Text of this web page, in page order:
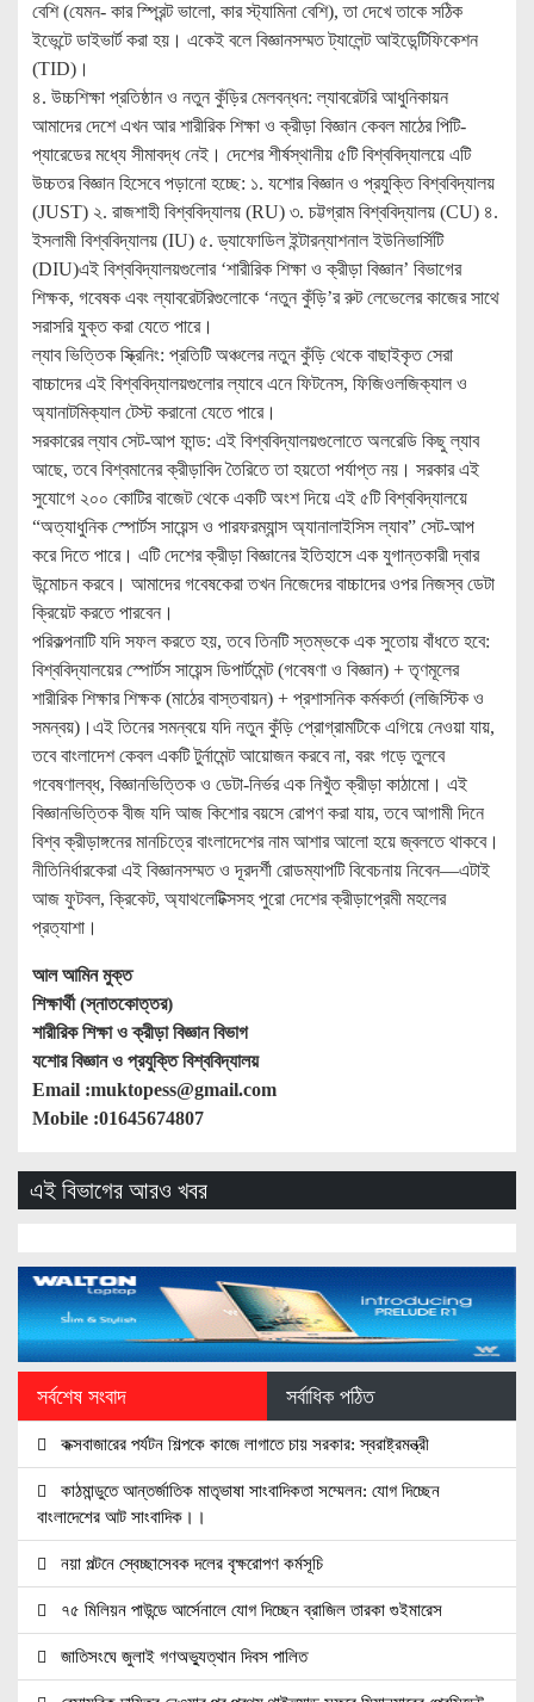
বেশি (যেমন- কার স্প্রিন্ট ভালো, কার স্ট্যামিনা বেশি), তা দেখে তাকে সঠিক
ইভেন্টে ডাইভার্ট করা হয়। একেই বলে বিজ্ঞানসম্মত ট্যালেন্ট আইডেন্টিফিকেশন
(TID)।
৪. উচ্চশিক্ষা প্রতিষ্ঠান ও নতুন কুঁড়ির মেলবন্ধন: ল্যাবরেটরি আধুনিকায়ন
আমাদের দেশে এখন আর শারীরিক শিক্ষা ও ক্রীড়া বিজ্ঞান কেবল মাঠের পিটি-
প্যারেডের মধ্যে সীমাবদ্ধ নেই। দেশের শীর্ষস্থানীয় ৫টি বিশ্ববিদ্যালয়ে এটি
উচ্চতর বিজ্ঞান হিসেবে পড়ানো হচ্ছে: ১. যশোর বিজ্ঞান ও প্রযুক্তি বিশ্ববিদ্যালয়
(JUST) ২. রাজশাহী বিশ্ববিদ্যালয় (RU) ৩. চট্টগ্রাম বিশ্ববিদ্যালয় (CU) ৪.
ইসলামী বিশ্ববিদ্যালয় (IU) ৫. ড্যাফোডিল ইন্টারন্যাশনাল ইউনিভার্সিটি
(DIU)এই বিশ্ববিদ্যালয়গুলোর ‘শারীরিক শিক্ষা ও ক্রীড়া বিজ্ঞান’ বিভাগের
শিক্ষক, গবেষক এবং ল্যাবরেটরিগুলোকে ‘নতুন কুঁড়ি’র রুট লেভেলের কাজের সাথে
সরাসরি যুক্ত করা যেতে পারে।
ল্যাব ভিত্তিক স্ক্রিনিং: প্রতিটি অঞ্চলের নতুন কুঁড়ি থেকে বাছাইকৃত সেরা
বাচ্চাদের এই বিশ্ববিদ্যালয়গুলোর ল্যাবে এনে ফিটনেস, ফিজিওলজিক্যাল ও
অ্যানাটমিক্যাল টেস্ট করানো যেতে পারে।
সরকারের ল্যাব সেট-আপ ফান্ড: এই বিশ্ববিদ্যালয়গুলোতে অলরেডি কিছু ল্যাব
আছে, তবে বিশ্বমানের ক্রীড়াবিদ তৈরিতে তা হয়তো পর্যাপ্ত নয়। সরকার এই
সুযোগে ২০০ কোটির বাজেট থেকে একটি অংশ দিয়ে এই ৫টি বিশ্ববিদ্যালয়ে
“অত্যাধুনিক স্পোর্টস সায়েন্স ও পারফরম্যান্স অ্যানালাইসিস ল্যাব” সেট-আপ
করে দিতে পারে। এটি দেশের ক্রীড়া বিজ্ঞানের ইতিহাসে এক যুগান্তকারী দ্বার
উন্মোচন করবে। আমাদের গবেষকেরা তখন নিজেদের বাচ্চাদের ওপর নিজস্ব ডেটা
ক্রিয়েট করতে পারবেন।
পরিকল্পনাটি যদি সফল করতে হয়, তবে তিনটি স্তম্ভকে এক সুতোয় বাঁধতে হবে:
বিশ্ববিদ্যালয়ের স্পোর্টস সায়েন্স ডিপার্টমেন্ট (গবেষণা ও বিজ্ঞান) + তৃণমূলের
শারীরিক শিক্ষার শিক্ষক (মাঠের বাস্তবায়ন) + প্রশাসনিক কর্মকর্তা (লজিস্টিক ও
সমন্বয়)।এই তিনের সমন্বয়ে যদি নতুন কুঁড়ি প্রোগ্রামটিকে এগিয়ে নেওয়া যায়,
তবে বাংলাদেশ কেবল একটি টুর্নামেন্ট আয়োজন করবে না, বরং গড়ে তুলবে
গবেষণালব্ধ, বিজ্ঞানভিত্তিক ও ডেটা-নির্ভর এক নিখুঁত ক্রীড়া কাঠামো। এই
বিজ্ঞানভিত্তিক বীজ যদি আজ কিশোর বয়সে রোপণ করা যায়, তবে আগামী দিনে
বিশ্ব ক্রীড়াঙ্গনের মানচিত্রে বাংলাদেশের নাম আশার আলো হয়ে জ্বলতে থাকবে।
নীতিনির্ধারকেরা এই বিজ্ঞানসম্মত ও দূরদর্শী রোডম্যাপটি বিবেচনায় নিবেন—এটাই
আজ ফুটবল, ক্রিকেট, অ্যাথলেটিক্সসহ পুরো দেশের ক্রীড়াপ্রেমী মহলের
প্রত্যাশা।
আল আমিন মুক্ত
শিক্ষার্থী (স্নাতকোত্তর)
শারীরিক শিক্ষা ও ক্রীড়া বিজ্ঞান বিভাগ
যশোর বিজ্ঞান ও প্রযুক্তি বিশ্ববিদ্যালয়
Email :muktopess@gmail.com
Mobile :01645674807
এই বিভাগের আরও খবর
সর্বশেষ সংবাদ সর্বাধিক পঠিত
কক্সবাজারের পর্যটন শিল্পকে কাজে লাগাতে চায় সরকার: স্বরাষ্ট্রমন্ত্রী
কাঠমান্ডুতে আন্তর্জাতিক মাতৃভাষা সাংবাদিকতা সম্মেলন: যোগ দিচ্ছেন
বাংলাদেশের আট সাংবাদিক।।
নয়া পল্টনে স্বেচ্ছাসেবক দলের বৃক্ষরোপণ কর্মসূচি
৭৫ মিলিয়ন পাউন্ডে আর্সেনালে যোগ দিচ্ছেন ব্রাজিল তারকা গুইমারেস
জাতিসংঘে জুলাই গণঅভ্যুত্থান দিবস পালিত